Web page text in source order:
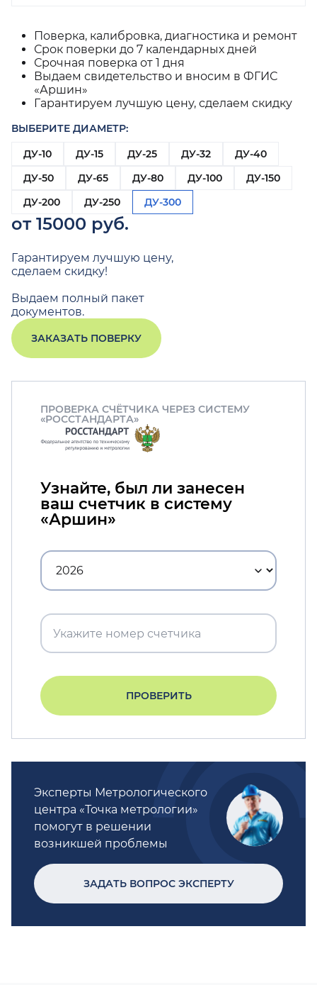
Поверка, калибровка, диагностика и ремонт
Срок поверки до 7 календарных дней
Срочная поверка от 1 дня
Выдаем свидетельство и вносим в ФГИС
«Аршин»
Гарантируем лучшую цену, сделаем скидку
ВЫБЕРИТЕ ДИАМЕТР:
ДУ-10
ДУ-15 ДУ-25 ДУ-32
ДУ-40
ДУ-50
ДУ-65 ДУ-80 ДУ-100
ДУ-150
ДУ-200
ДУ-250 ДУ-300
от 15000 руб.
Гарантируем лучшую цену,
сделаем скидку!
Выдаем полный пакет
документов.
ЗАКАЗАТЬ ПОВЕРКУ
ПРОВЕРКА СЧЁТЧИКА ЧЕРЕЗ СИСТЕМУ
«РОССТАНДАРТА»
Узнайте, был ли занесен
ваш счетчик в систему
«Аршин»
ПРОВЕРИТЬ
Эксперты Метрологического
центра «Точка метрологии»
помогут в решении
возникшей проблемы
ЗАДАТЬ ВОПРОС ЭКСПЕРТУ